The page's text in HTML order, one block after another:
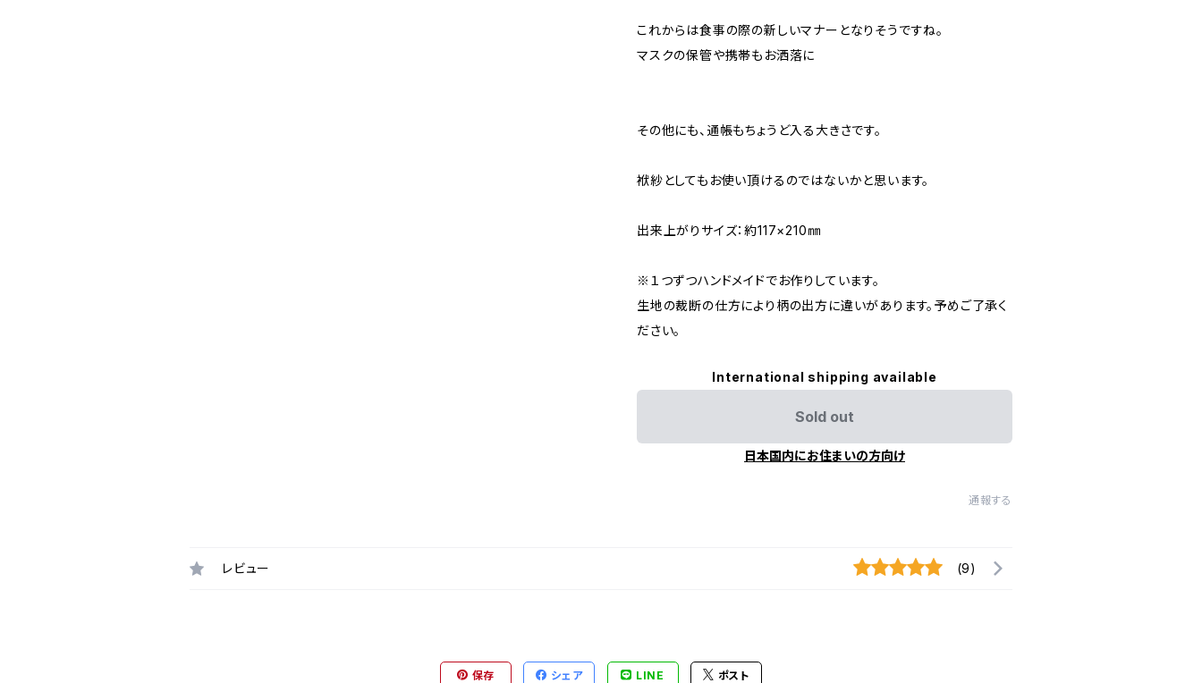
これからは食事の際の新しいマナーとなりそうですね。
マスクの保管や携帯もお洒落に
その他にも、通帳もちょうど入る大きさです。
袱紗としてもお使い頂けるのではないかと思います。
出来上がりサイズ：約117×210㎜
※１つずつハンドメイドでお作りしています。
生地の裁断の仕方により柄の出方に違いがあります。予めご了承く
ださい。
International shipping available
Sold out
日本国内にお住まいの方向け
通報する
レビュー (9)
保存 シェア LINE ポスト